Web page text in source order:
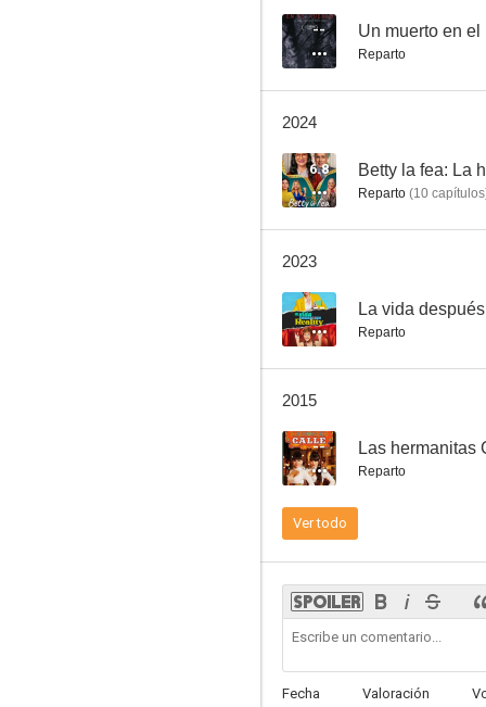
--
-- Un muerto en el
Reparto
2024
6.8 Betty la fea: La
Reparto (10 capítulos
2023
-- La vida
Reparto
2015
-- Las hermanitas
Reparto
Ver todo
Fecha Valoración